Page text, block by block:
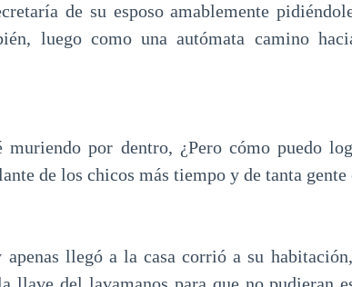
de su esposo amablemente
luego como una autómata camino
muriendo por dentro, ¿Pero cómo puedo
de los chicos más tiempo y de tanta gente
llegó a la casa corrió a su